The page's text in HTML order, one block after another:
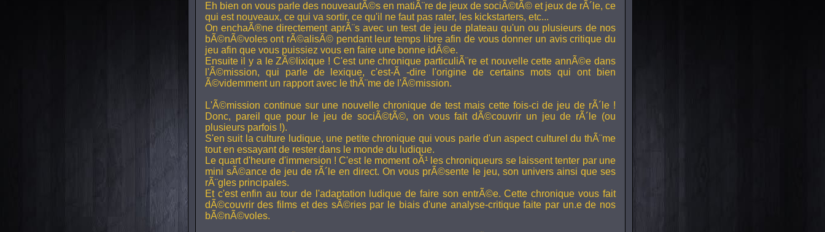
Eh bien on vous parle des nouveautÃ©s en matiÃ¨re de jeux de sociÃ©tÃ© et jeux de rÃ´le, ce
qui est nouveaux, ce qui va sortir, ce qu'il ne faut pas rater, les kickstarters, etc...
On enchaÃ®ne directement aprÃ¨s avec un test de jeu de plateau qu'un ou plusieurs de nos
bÃ©nÃ©voles ont rÃ©alisÃ© pendant leur temps libre afin de vous donner un avis critique du
jeu afin que vous puissiez vous en faire une bonne idÃ©e.
Ensuite il y a le ZÃ©lixique ! C'est une chronique particuliÃ¨re et nouvelle cette annÃ©e dans
l'Ã©mission, qui parle de lexique, c'est-Ã -dire l'origine de certains mots qui ont bien
Ã©videmment un rapport avec le thÃ¨me de l'Ã©mission.
L'Ã©mission continue sur une nouvelle chronique de test mais cette fois-ci de jeu de rÃ´le !
Donc, pareil que pour le jeu de sociÃ©tÃ©, on vous fait dÃ©couvrir un jeu de rÃ´le (ou
plusieurs parfois !).
S'en suit la culture ludique, une petite chronique qui vous parle d'un aspect culturel du thÃ¨me
tout en essayant de rester dans le monde du ludique.
Le quart d'heure d'immersion ! C'est le moment oÃ¹ les chroniqueurs se laissent tenter par une
mini sÃ©ance de jeu de rÃ´le en direct. On vous prÃ©sente le jeu, son univers ainsi que ses
rÃ¨gles principales.
Et c'est enfin au tour de l'adaptation ludique de faire son entrÃ©e. Cette chronique vous fait
dÃ©couvrir des films et des sÃ©ries par le biais d'une analyse-critique faite par un.e de nos
bÃ©nÃ©voles.